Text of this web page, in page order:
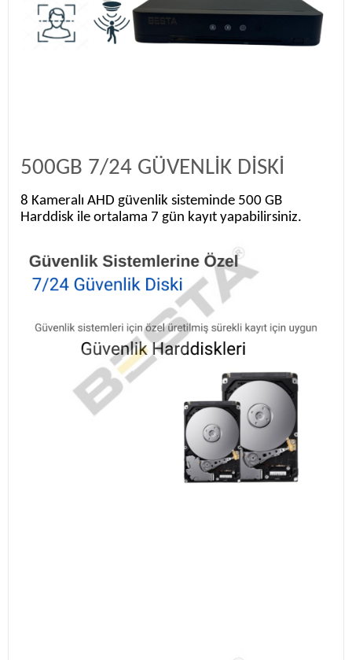
500GB 7/24 GÜVENLİK DİSKİ
8 Kameralı AHD güvenlik sisteminde 500 GB
Harddisk ile ortalama 7 gün kayıt yapabilirsiniz.